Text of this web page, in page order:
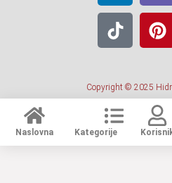
Copyright © 2025
Naslovna Kategorije